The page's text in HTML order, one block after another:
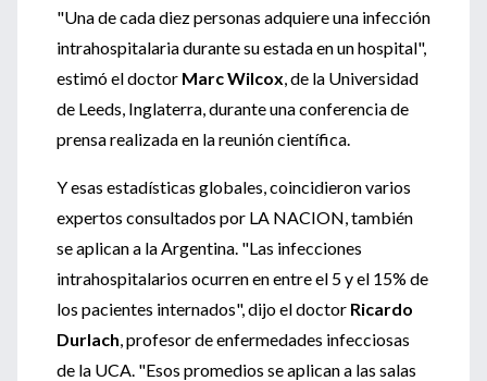
"Una de cada diez personas adquiere una infección
intrahospitalaria durante su estada en un hospital",
estimó el doctor Marc Wilcox, de la Universidad
de Leeds, Inglaterra, durante una conferencia de
prensa realizada en la reunión científica.
Y esas estadísticas globales, coincidieron varios
expertos consultados por LA NACION, también
se aplican a la Argentina. "Las infecciones
intrahospitalarios ocurren en entre el 5 y el 15% de
los pacientes internados", dijo el doctor Ricardo
Durlach, profesor de enfermedades infecciosas
de la UCA. "Esos promedios se aplican a las salas